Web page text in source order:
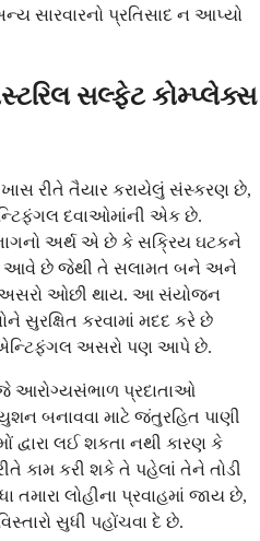
સારવારનો પ્રતિસાદ ન આપ્યો
સલ્ફેટ કોમ્પ્લેક્સ
રીતે તૈયાર કરાયેલું સંસ્કરણ છે,
દવાઓમાંની એક છે.
અર્થ એ છે કે સક્રિય ઘટકને
આવે છે જેથી તે સલામત બને અને
ઓછી થાય. આ સંયોજન
સુરક્ષિત કરવામાં મદદ કરે છે
અસરો પણ આપે છે.
આરોગ્યસંભાળ પ્રદાતાઓ
બનાવવા માટે જંતુરહિત પાણી
દ્વારા લઈ શકતા નથી કારણ કે
કામ કરી શકે તે પહેલાં તેને તોડી
તમારા લોહીના પ્રવાહમાં જાય છે,
સુધી પહોંચવા દે છે.